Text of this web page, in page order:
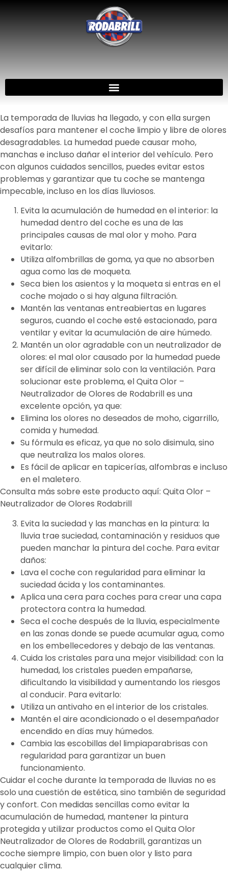
La temporada de lluvias ha llegado, y con ella surgen
desafíos para mantener el coche limpio y libre de olores
desagradables. La humedad puede causar moho,
manchas e incluso dañar el interior del vehículo. Pero
con algunos cuidados sencillos, puedes evitar estos
problemas y garantizar que tu coche se mantenga
impecable, incluso en los días lluviosos.
Evita la acumulación de humedad en el interior: la
humedad dentro del coche es una de las
principales causas de mal olor y moho. Para
evitarlo:
Utiliza alfombrillas de goma, ya que no absorben
agua como las de moqueta.
Seca bien los asientos y la moqueta si entras en el
coche mojado o si hay alguna filtración.
Mantén las ventanas entreabiertas en lugares
seguros, cuando el coche esté estacionado, para
ventilar y evitar la acumulación de aire húmedo.
Mantén un olor agradable con un neutralizador de
olores: el mal olor causado por la humedad puede
ser difícil de eliminar solo con la ventilación. Para
solucionar este problema, el Quita Olor –
Neutralizador de Olores de Rodabrill es una
excelente opción, ya que:
Elimina los olores no deseados de moho, cigarrillo,
comida y humedad.
Su fórmula es eficaz, ya que no solo disimula, sino
que neutraliza los malos olores.
Es fácil de aplicar en tapicerías, alfombras e incluso
en el maletero.
Consulta más sobre este producto aquí: Quita Olor –
Neutralizador de Olores Rodabrill
Evita la suciedad y las manchas en la pintura: la
lluvia trae suciedad, contaminación y residuos que
pueden manchar la pintura del coche. Para evitar
daños:
Lava el coche con regularidad para eliminar la
suciedad ácida y los contaminantes.
Aplica una cera para coches para crear una capa
protectora contra la humedad.
Seca el coche después de la lluvia, especialmente
en las zonas donde se puede acumular agua, como
en los embellecedores y debajo de las ventanas.
Cuida los cristales para una mejor visibilidad: con la
humedad, los cristales pueden empañarse,
dificultando la visibilidad y aumentando los riesgos
al conducir. Para evitarlo:
Utiliza un antivaho en el interior de los cristales.
Mantén el aire acondicionado o el desempañador
encendido en días muy húmedos.
Cambia las escobillas del limpiaparabrisas con
regularidad para garantizar un buen
funcionamiento.
Cuidar el coche durante la temporada de lluvias no es
solo una cuestión de estética, sino también de seguridad
y confort. Con medidas sencillas como evitar la
acumulación de humedad, mantener la pintura
protegida y utilizar productos como el Quita Olor
Neutralizador de Olores de Rodabrill, garantizas un
coche siempre limpio, con buen olor y listo para
cualquier clima.